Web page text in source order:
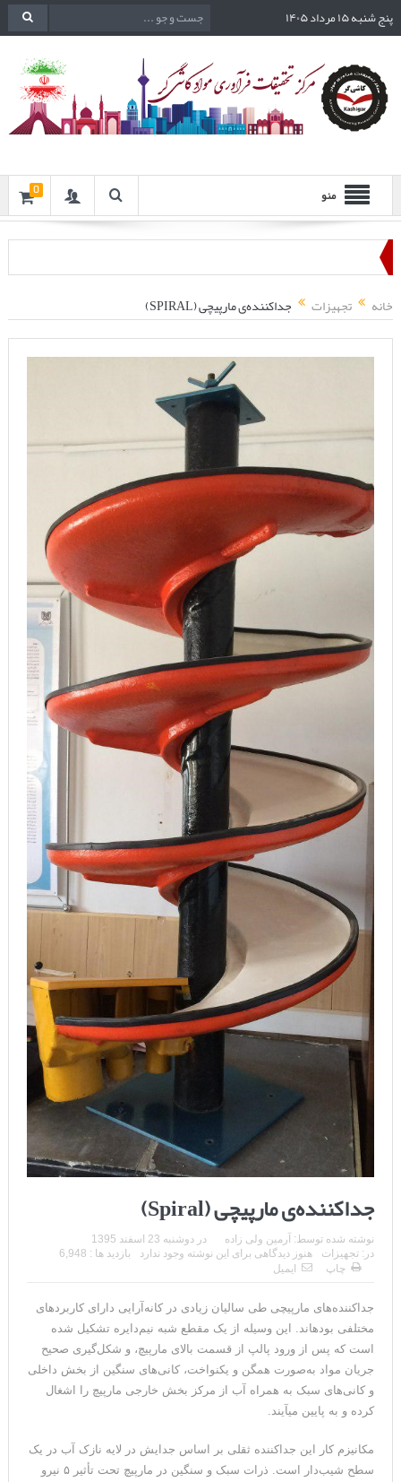
پنج شنبه ۱۵ مرداد ۱۴۰۵
منو 0
خانه تجهیزات جداکننده‌ی مارپیچی (SPIRAL)
جداکننده‌ی مارپیچی (Spiral)
نوشته شده توسط: آرمین ولی زاده در دوشنبه 23 اسفند 1395
در: تجهیزات هنوز دیدگاهی برای این نوشته وجود ندارد
بازدید ها : 6,948
چاپ
ایمیل
جداکننده‌های مارپیچی طی سالیان زیادی در کانه‌آرایی دارای کاربردهای
مختلفی بوده­اند. این وسیله از یک مقطع شبه نیم‌دایره تشکیل شده
است که پس از ورود پالپ از قسمت بالای مارپیچ، و شکل‌گیری صحیح
جریان مواد به‌صورت همگن و یکنواخت، کانی‌های سنگین از بخش داخلی
و کانی‌های سبک به همراه آب از مرکز بخش خارجی مارپیچ را اشغال
کرده و به پایین می­آیند.
مکانیزم کار این جداکننده ثقلی بر اساس جدایش در لایه نازک آب در یک
سطح شیب‌دار است. ذرات سبک و سنگین در مارپیچ تحت تأثیر ۵ نیرو